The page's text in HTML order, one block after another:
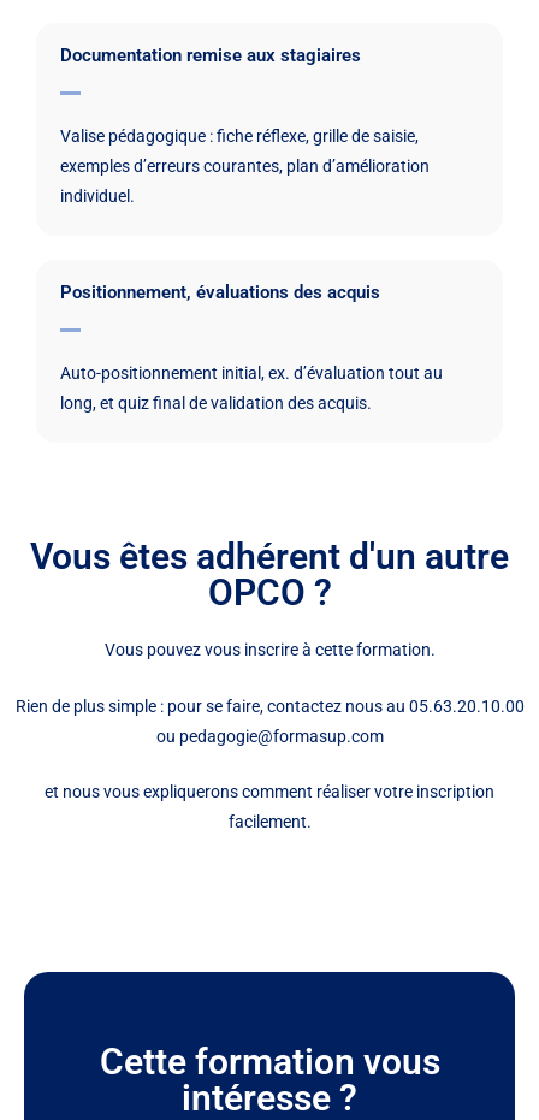
Documentation remise aux stagiaires
Valise pédagogique : fiche réflexe, grille de saisie,
exemples d’erreurs courantes, plan d’amélioration
individuel.
Positionnement, évaluations des acquis
Auto-positionnement initial, ex. d’évaluation tout au
long, et quiz final de validation des acquis.
Vous êtes adhérent d'un autre
OPCO ?
Vous pouvez vous inscrire à cette formation.
Rien de plus simple : pour se faire, contactez nous au 05.63.20.10.00
ou pedagogie@formasup.com
et nous vous expliquerons comment réaliser votre inscription
facilement.
Cette formation vous
intéresse ?